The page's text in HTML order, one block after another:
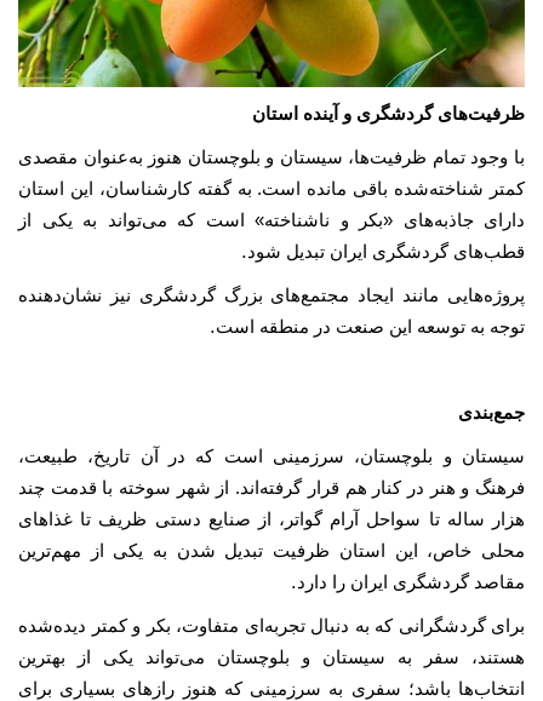
ظرفیت‌های گردشگری و آینده استان
با وجود تمام ظرفیت‌ها، سیستان و بلوچستان هنوز به‌عنوان مقصدی
کمتر شناخته‌شده باقی مانده است. به گفته کارشناسان، این استان
دارای جاذبه‌های «بکر و ناشناخته» است که می‌تواند به یکی از
قطب‌های گردشگری ایران تبدیل شود.
پروژه‌هایی مانند ایجاد مجتمع‌های بزرگ گردشگری نیز نشان‌دهنده
توجه به توسعه این صنعت در منطقه است.
جمع‌بندی
سیستان و بلوچستان، سرزمینی است که در آن تاریخ، طبیعت،
فرهنگ و هنر در کنار هم قرار گرفته‌اند. از شهر سوخته با قدمت چند
هزار ساله تا سواحل آرام گواتر، از صنایع دستی ظریف تا غذاهای
محلی خاص، این استان ظرفیت تبدیل شدن به یکی از مهم‌ترین
مقاصد گردشگری ایران را دارد.
برای گردشگرانی که به دنبال تجربه‌ای متفاوت، بکر و کمتر دیده‌شده
هستند، سفر به سیستان و بلوچستان می‌تواند یکی از بهترین
انتخاب‌ها باشد؛ سفری به سرزمینی که هنوز رازهای بسیاری برای